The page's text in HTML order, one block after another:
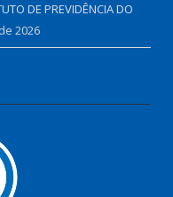
DE PREVIDÊNCIA DO
2026